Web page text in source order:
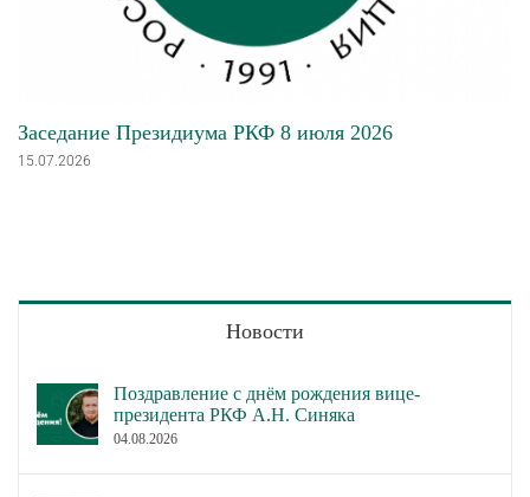
Заседание Президиума РКФ 8 июля 2026
15.07.2026
Новости
Поздравление с днём рождения вице-
президента РКФ А.Н. Синяка
04.08.2026